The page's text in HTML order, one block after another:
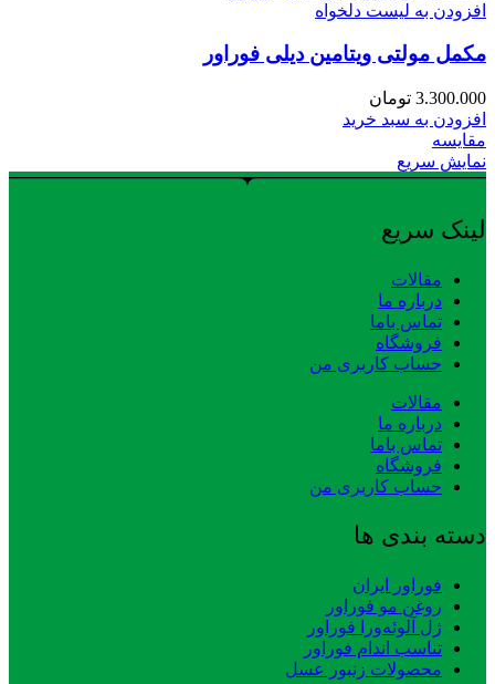
افزودن به لیست دلخواه
مکمل مولتی ویتامین دیلی فوراور
3.300.000 تومان
افزودن به سبد خرید
مقایسه
نمایش سریع
لینک سریع
مقالات
درباره ما
تماس باما
فروشگاه
حساب کاربری من
مقالات
درباره ما
تماس باما
فروشگاه
حساب کاربری من
دسته بندی ها
فوراور ایران
روغن مو فوراور
ژل آلوئه‌ورا فوراور
تناسب اندام فوراور
محصولات زنبور عسل